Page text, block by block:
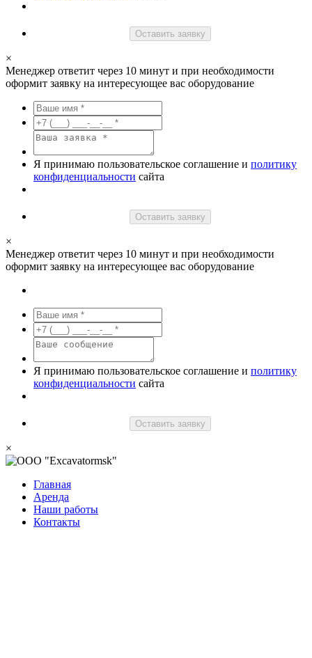
Оставить заявку
×
Менеджер ответит через 10 минут и при необходимости
оформит заявку на интересующее вас оборудование
Я принимаю пользовательское соглашение и политику
конфиденциальности сайта
Оставить заявку
×
Менеджер ответит через 10 минут и при необходимости
оформит заявку на интересующее вас оборудование
Я принимаю пользовательское соглашение и политику
конфиденциальности сайта
Оставить заявку
×
Главная
Аренда
Наши работы
Контакты